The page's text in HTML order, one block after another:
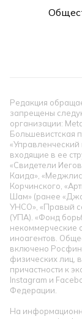
Редакция
запрещены
организации:
Большевистская
входящие в ее
«Свидетели
Каида», «Меджлис
Корчинского,
Шам» (ранее
УНСО», «Правый
(УПА). «Фонд
некоммерческие
иноагентов.
включено
физических лиц,
причастности к
Instagram и
Федерации.
На